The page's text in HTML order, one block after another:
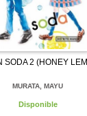
SODA 2 (HONEY
MURATA, MAYU
Disponible